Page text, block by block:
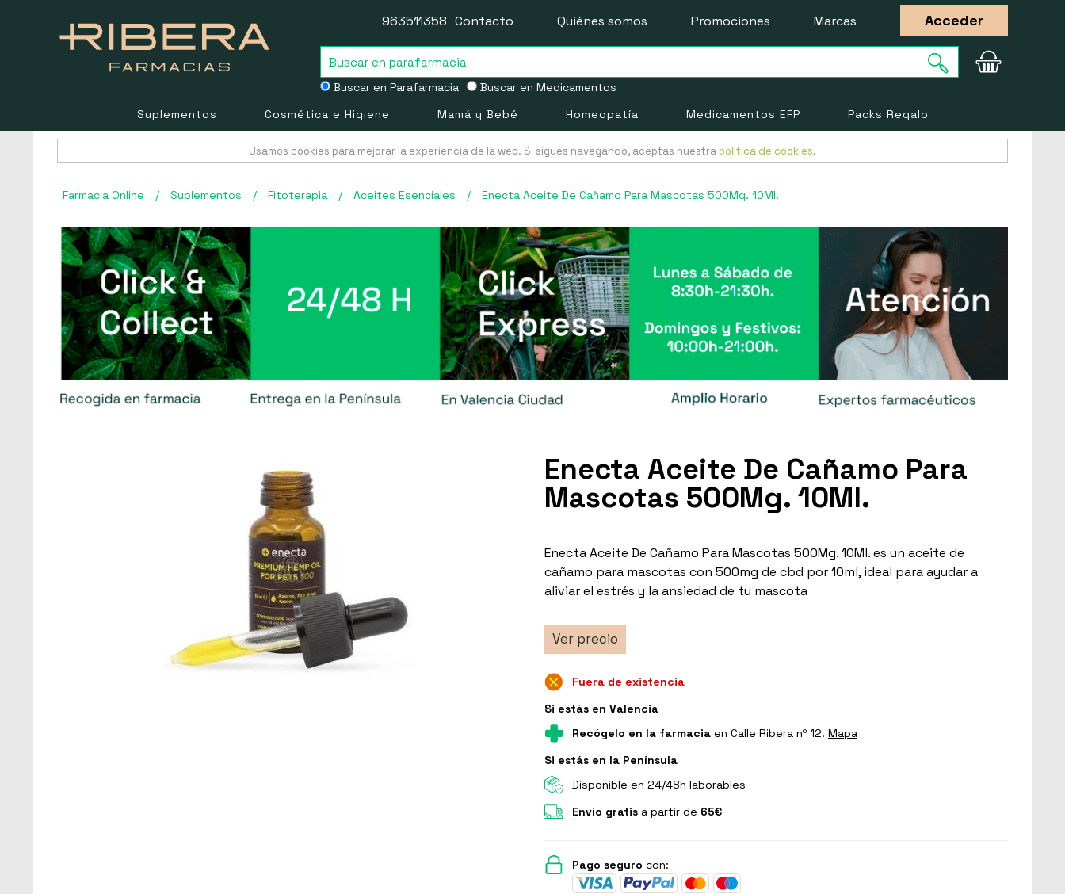
Buscar en Parafarmacia Buscar en Medicamentos
963511358 Contacto Quiénes somos Promociones Marcas Acceder
Suplementos Cosmética e Higiene Mamá y Bebé Homeopatía Medicamentos EFP Packs Regalo
Usamos cookies para mejorar la experiencia de la web. Si sigues navegando, aceptas nuestra política de cookies.
Farmacia Online / Suplementos / Fitoterapia / Aceites Esenciales / Enecta Aceite De Cañamo Para Mascotas 500Mg. 10Ml.
Enecta Aceite De Cañamo Para
Mascotas 500Mg. 10Ml.
Enecta Aceite De Cañamo Para Mascotas 500Mg. 10Ml. es un aceite de
cañamo para mascotas con 500mg de cbd por 10ml, ideal para ayudar a
aliviar el estrés y la ansiedad de tu mascota
Ver precio
Fuera de existencia
Si estás en Valencia
Recógelo en la farmacia en Calle Ribera nº 12. Mapa
Si estás en la Península
Disponible en 24/48h laborables
Envío gratis a partir de 65€
Pago seguro con: